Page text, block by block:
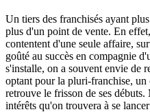
Un tiers des franchisés ayant
plus d'un point de vente. En
contentent d'une seule affaire,
goûté au succès en compagnie
s'installe, on a souvent envie de
optant pour la pluri-franchise, un
retrouve le frisson de ses
intérêts qu'on trouvera à se